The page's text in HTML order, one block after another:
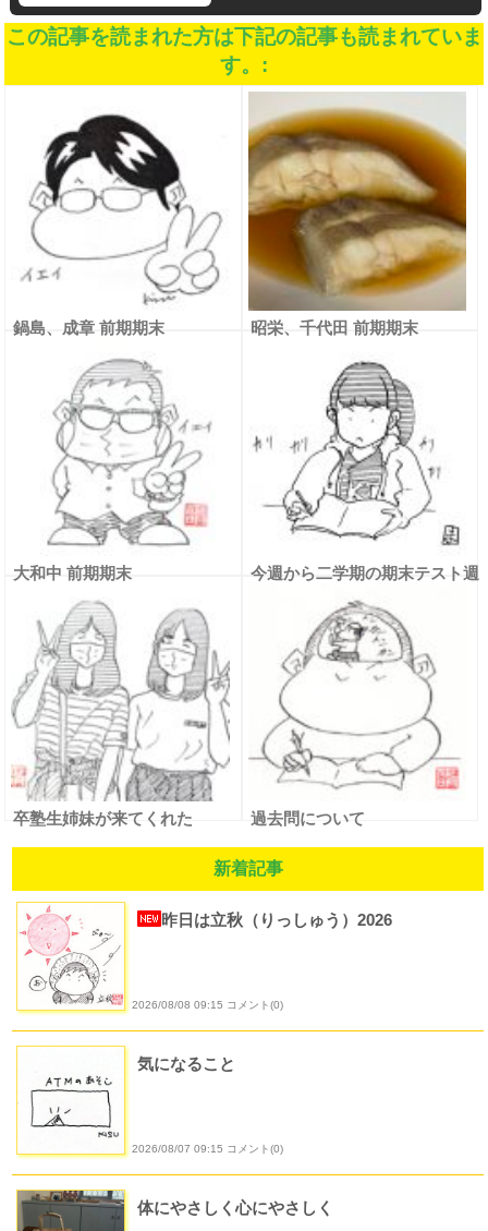
この記事を読まれた方は下記の記事も読まれていま
す。:
鍋島、成章 前期期末 昭栄、千代田 前期期末
大和中 前期期末
今週から二学期の期末テスト週
卒塾生姉妹が来てくれた 過去問について
新着記事
昨日は立秋（りっしゅう）2026
2026/08/08 09:15 コメント(0)
気になること
2026/08/07 09:15 コメント(0)
体にやさしく心にやさしく